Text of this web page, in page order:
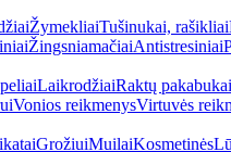
ŽymekliaiTušinukai, rašikliai
ŽingsniamačiaiAntistresiniai
LaikrodžiaiRaktų pakabukai
Vonios reikmenysVirtuvės
GrožiuiMuilaiKosmetinės